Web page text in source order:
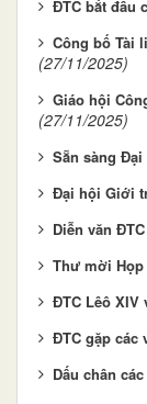
ĐTC bắt đầu
Công bố Tài
(27/11/2025)
Giáo hội
(27/11/2025)
Sẵn sàng Đại
Đại hội Giới
Diễn văn
Thư mời
ĐTC Lêô XIV
ĐTC gặp các
Dấu chân